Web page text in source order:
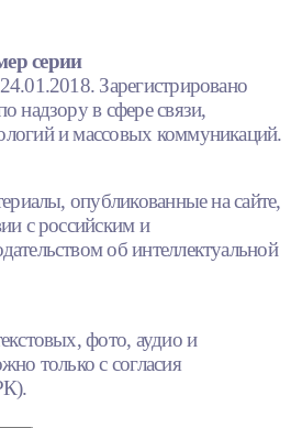
серии
Зарегистрировано
надзору в сфере связи,
и массовых коммуникаций.
опубликованные на сайте,
с российским и
об интеллектуальной
фото, аудио и
только с согласия